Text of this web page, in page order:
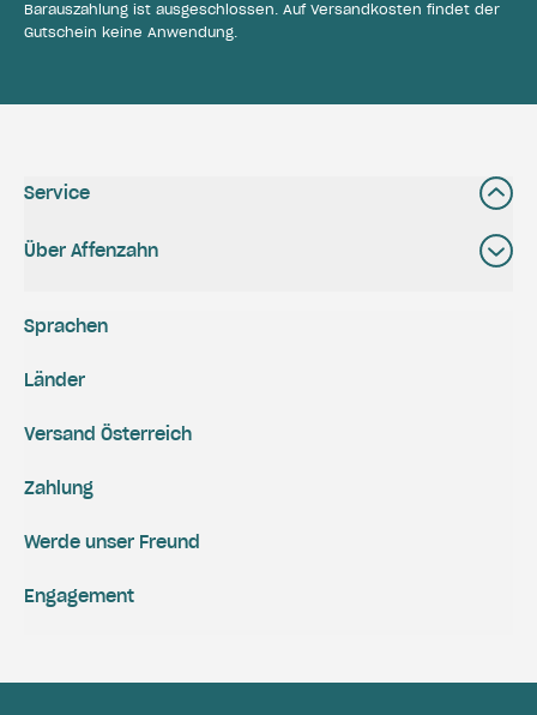
Barauszahlung ist ausgeschlossen. Auf Versandkosten findet der
Gutschein keine Anwendung.
Service
Über Affenzahn
Versand Österreich
Zahlung
Engagement
Werde unser Freund
Sprachen
Länder